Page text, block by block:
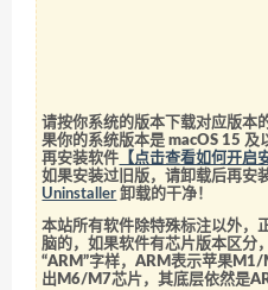
请按你系统的版本下载对应版本
果你的系统版本是 macOS 15
再安装软件 【点击查看如何开启
如果安装过旧版，请卸载后再安
Uninstaller 卸载的干净！
本站所有软件除特殊标注以外，
脑的，如果软件有芯片版本区分
“ARM”字样，ARM表示苹果
出M6/M7芯片，其底层依然是